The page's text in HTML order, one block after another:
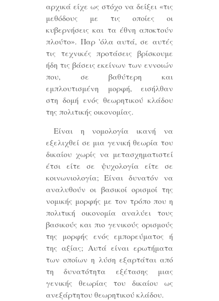
αρχικά είχε ως στόχο να δείξει «τις
μεθόδους με τις οποίες οι
κυβερνήσεις και τα έθνη αποκτούν
πλούτο». Παρ 'όλα αυτά, σε αυτές
τις τεχνικές προτάσεις βρίσκουμε
ήδη τις βάσεις εκείνων των εννοιών
που, σε βαθύτερη και
εμπλουτισμένη μορφή, εισήλθαν
στη δομή ενός θεωρητικού κλάδου
της πολιτικής οικονομίας.
Είναι η νομολογία ικανή να
εξελιχθεί σε μια γενική θεωρία του
δικαίου χωρίς να μετασχηματιστεί
έτσι είτε σε ψυχολογία είτε σε
κοινωνιολογία; Είναι δυνατόν να
αναλυθούν οι βασικοί ορισμοί της
νομικής μορφής με τον τρόπο που η
πολιτική οικονομία αναλύει τους
βασικούς και πιο γενικούς ορισμούς
της μορφής ενός εμπορεύματος ή
της αξίας; Αυτά είναι ερωτήματα
των οποίων η λύση εξαρτάται από
τη δυνατότητα εξέτασης μιας
γενικής θεωρίας του δικαίου ως
ανεξάρτητου θεωρητικού κλάδου.